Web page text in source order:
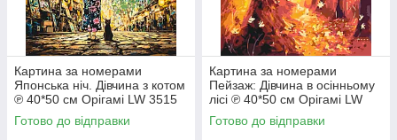
Картина за номерами
Японська ніч. Дівчина з котом
℗ 40*50 см Орігамі LW 3515
Готово до відправки
Картина за номерами
Пейзаж: Дівчина в осінньому
лісі ℗ 40*50 см Орігамі LW
3062
Готово до відправки